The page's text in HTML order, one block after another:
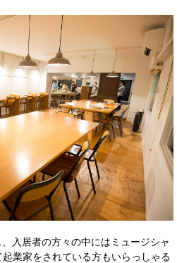
入居者の方々の中にはミュージシャ
業家をされている方もいらっしゃる